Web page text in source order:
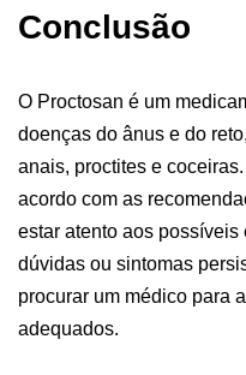
Conclusão
O Proctosan é um
doenças do ânus e do
anais, proctites e
acordo com as
estar atento aos
dúvidas ou sintomas
procurar um médico para
adequados.